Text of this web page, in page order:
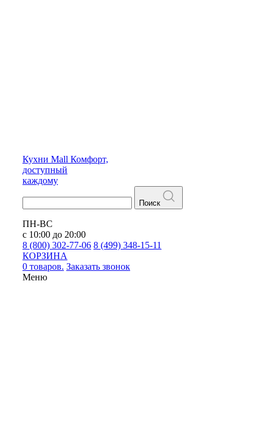
Кухни Mall Комфорт,
доступный
каждому
Поиск
ПН-ВС
с 10:00 до 20:00
8 (800) 302-77-06 8 (499) 348-15-11
КОРЗИНА
0 товаров. Заказать звонок
Меню